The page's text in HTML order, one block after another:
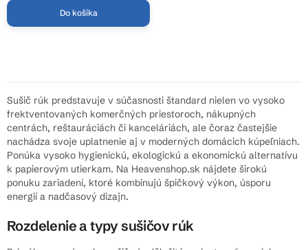
Do košíka
l
á
d
a
c
i
e
p
v
Sušič rúk predstavuje v súčasnosti štandard nielen vo vysoko
frektventovaných komerčných priestoroch, nákupných
centrách, reštauráciách či kanceláriách, ale čoraz častejšie
nachádza svoje uplatnenie aj v moderných domácich kúpeľniach.
Ponúka vysoko hygienickú, ekologickú a ekonomickú alternatívu
k papierovým utierkam. Na Heavenshop.sk nájdete širokú
ponuku zariadení, ktoré kombinujú špičkový výkon, úsporu
energií a nadčasový dizajn.
Rozdelenie a typy sušičov rúk